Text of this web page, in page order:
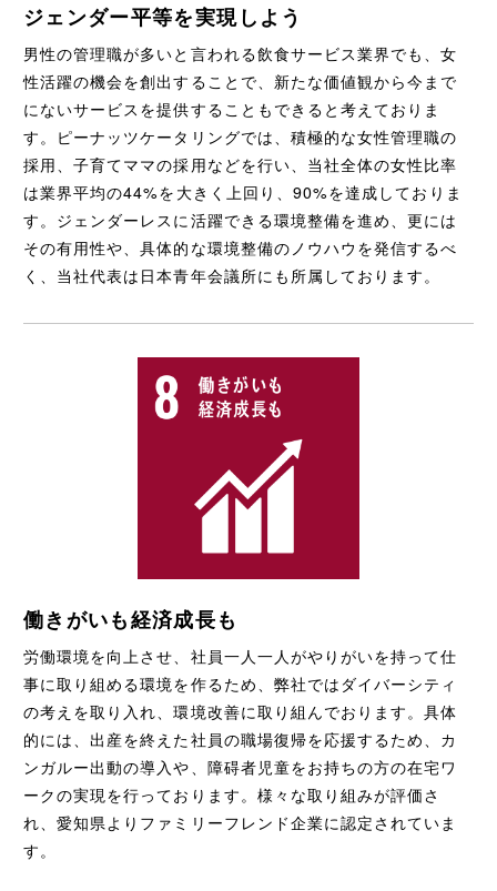
ジェンダー平等を実現しよう
男性の管理職が多いと言われる飲食サービス業界でも、女
性活躍の機会を創出することで、新たな価値観から今まで
にないサービスを提供することもできると考えておりま
す。ピーナッツケータリングでは、積極的な女性管理職の
採用、子育てママの採用などを行い、当社全体の女性比率
は業界平均の44%を大きく上回り、90%を達成しておりま
す。ジェンダーレスに活躍できる環境整備を進め、更には
その有用性や、具体的な環境整備のノウハウを発信するべ
く、当社代表は日本青年会議所にも所属しております。
働きがいも経済成長も
労働環境を向上させ、社員一人一人がやりがいを持って仕
事に取り組める環境を作るため、弊社ではダイバーシティ
の考えを取り入れ、環境改善に取り組んでおります。具体
的には、出産を終えた社員の職場復帰を応援するため、カ
ンガルー出動の導入や、障碍者児童をお持ちの方の在宅ワ
ークの実現を行っております。様々な取り組みが評価さ
れ、愛知県よりファミリーフレンド企業に認定されていま
す。